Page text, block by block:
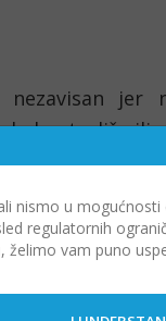
jer
kontroliše ili
i primaju
nismo u
regulatornih
želimo vam puno